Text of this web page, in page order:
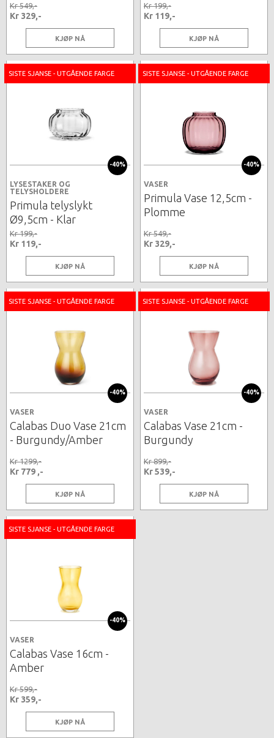
Kr 549,-
Kr 329,-
KJØP NÅ
Kr 199,-
Kr 119,-
KJØP NÅ
SISTE SJANSE - UTGÅENDE FARGE
-40%
LYSESTAKER OG
TELYSHOLDERE
Primula telyslykt
Ø9,5cm - Klar
Kr 199,-
Kr 119,-
KJØP NÅ
SISTE SJANSE - UTGÅENDE FARGE
-40%
VASER
Primula Vase 12,5cm -
Plomme
Kr 549,-
Kr 329,-
KJØP NÅ
SISTE SJANSE - UTGÅENDE FARGE
-40%
VASER
Calabas Duo Vase 21cm
- Burgundy/Amber
Kr 1299,-
Kr 779 ,-
KJØP NÅ
SISTE SJANSE - UTGÅENDE FARGE
-40%
VASER
Calabas Vase 21cm -
Burgundy
Kr 899,-
Kr 539,-
KJØP NÅ
SISTE SJANSE - UTGÅENDE FARGE
-40%
VASER
Calabas Vase 16cm -
Amber
Kr 599,-
Kr 359,-
KJØP NÅ